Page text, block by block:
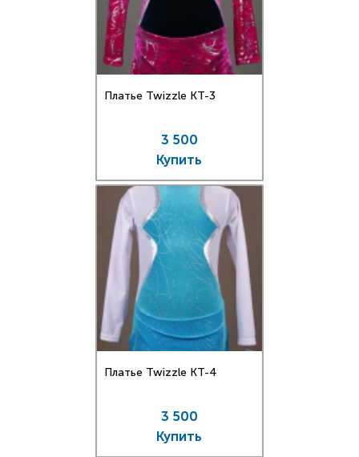
Платье Twizzle КT-3
3 500
Купить
Платье Twizzle КT-4
3 500
Купить